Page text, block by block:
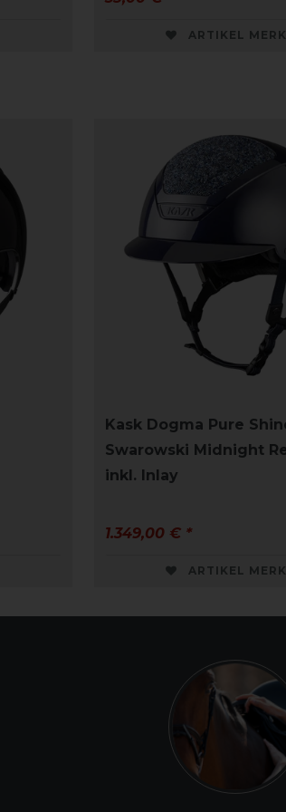
ARTIKEL
Kask Dogma Pure
Swarowski Midnight
inkl. Inlay
1.349,00 € *
ARTIKEL